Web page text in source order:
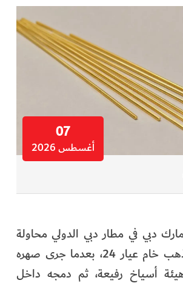
07
أغسطس 2026
دبي في مطار دبي الدولي محاولة
تهريب 460 غ ذهب خام عيار 24، بعدما جرى صهره
أسياخ رفيعة، ثم دمجه داخل